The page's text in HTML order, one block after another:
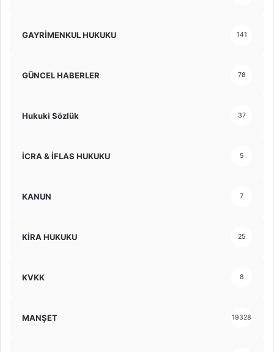
GAYRİMENKUL HUKUKU 141
GÜNCEL HABERLER 78
Hukuki Sözlük 37
İCRA & İFLAS HUKUKU 5
KANUN 7
KİRA HUKUKU 25
KVKK 8
MANŞET 19328